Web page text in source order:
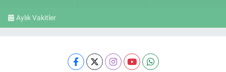
Aylık Vakitler